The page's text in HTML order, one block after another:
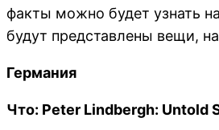
факты можно будет узнать
будут представлены вещи,
Германия
Что: Peter Lindbergh: Untold